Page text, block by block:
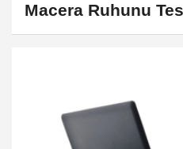
Macera Ruhunu